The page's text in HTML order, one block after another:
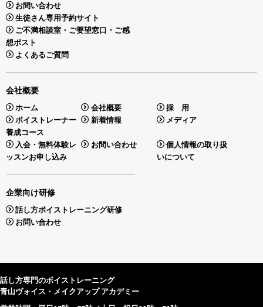
お問い合わせ
生徒さん専用予約サイト
ご不満相談室・ご要望窓口・ご感
想ポスト
よくあるご質問
会社概要
ホーム 会社概要
採 用
ボイストレーナー
養成コース
新着情報 メディア
入会・無料体験レ
ッスンお申し込み
お問い合わせ
個人情報の取り扱
いについて
企業向け研修
話し方ボイストレーニング研修
お問い合わせ
話し方専門のボイストレーニング
青山ヴォイス・メイクアップ アカデミー